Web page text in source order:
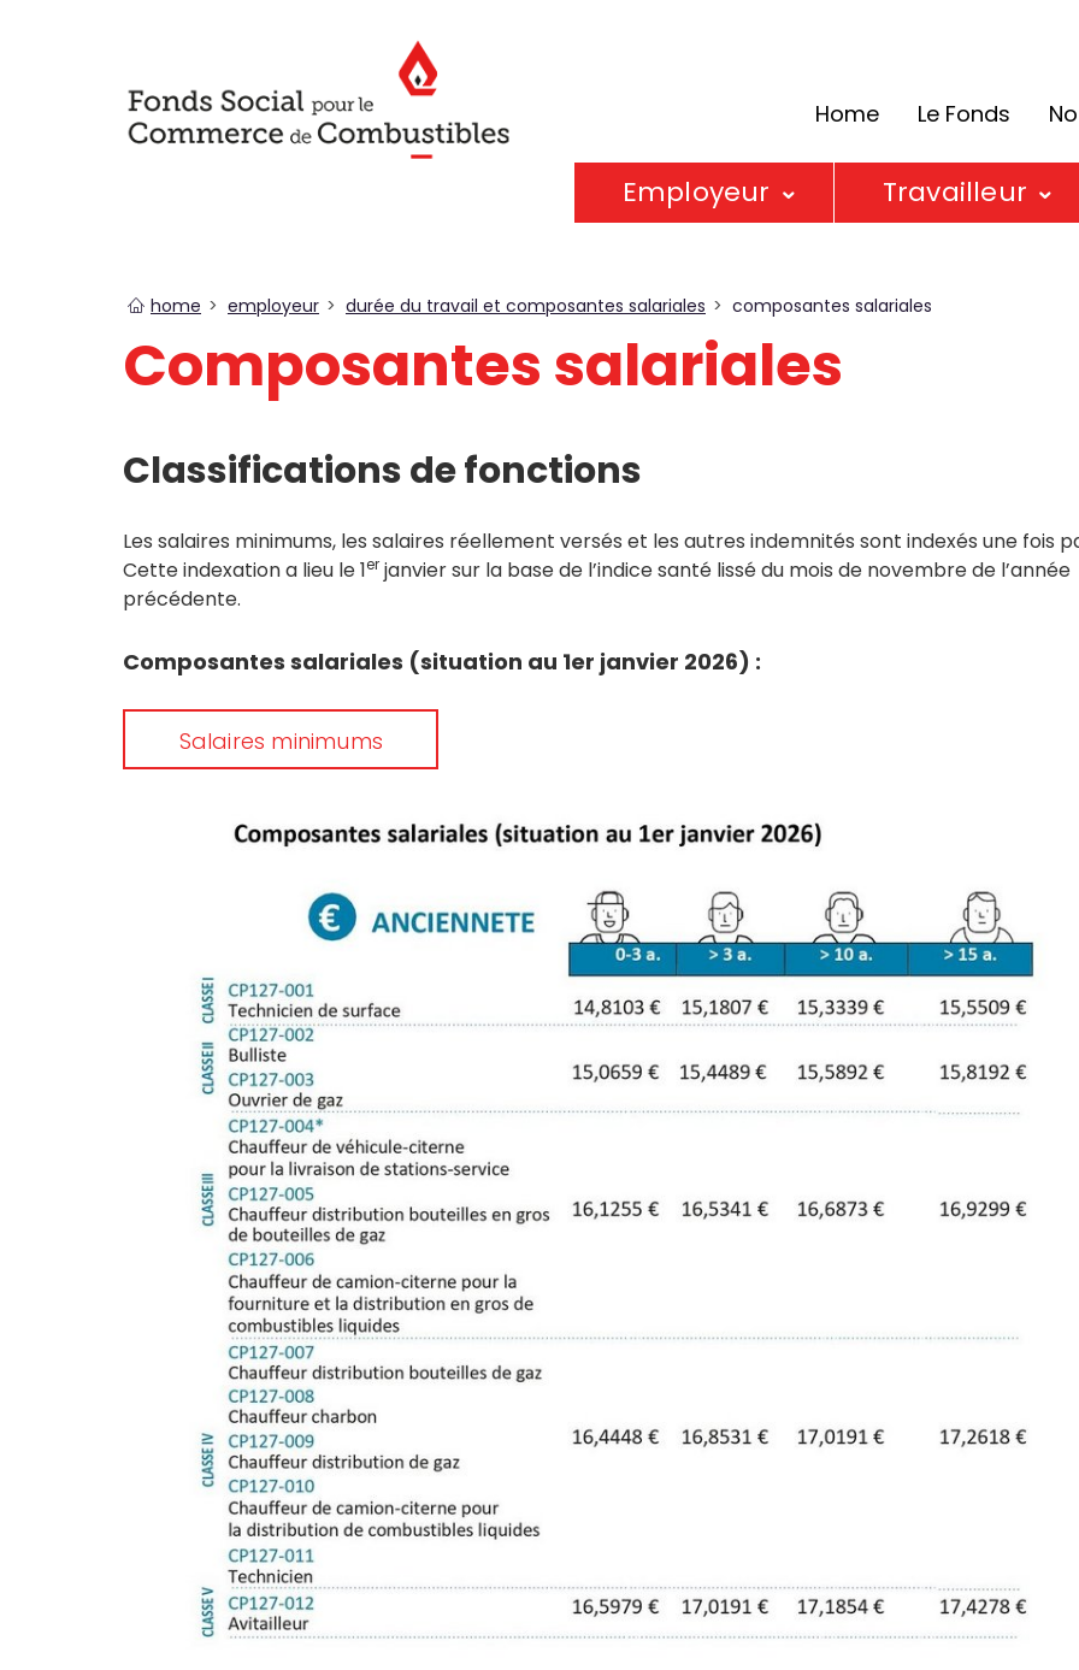
Home Le Fonds
Employeur Travailleur
are
here
home employeur durée du travail et composantes salariales composantes salariales
Composantes salariales
Classifications de fonctions
Les salaires minimums, les salaires réellement versés et les autres indemnités sont indexés une fois
Cette indexation a lieu le 1er janvier sur la base de l’indice santé lissé du mois de novembre de l’année
précédente.
Composantes salariales (situation au 1er janvier 2026) :
Salaires minimums